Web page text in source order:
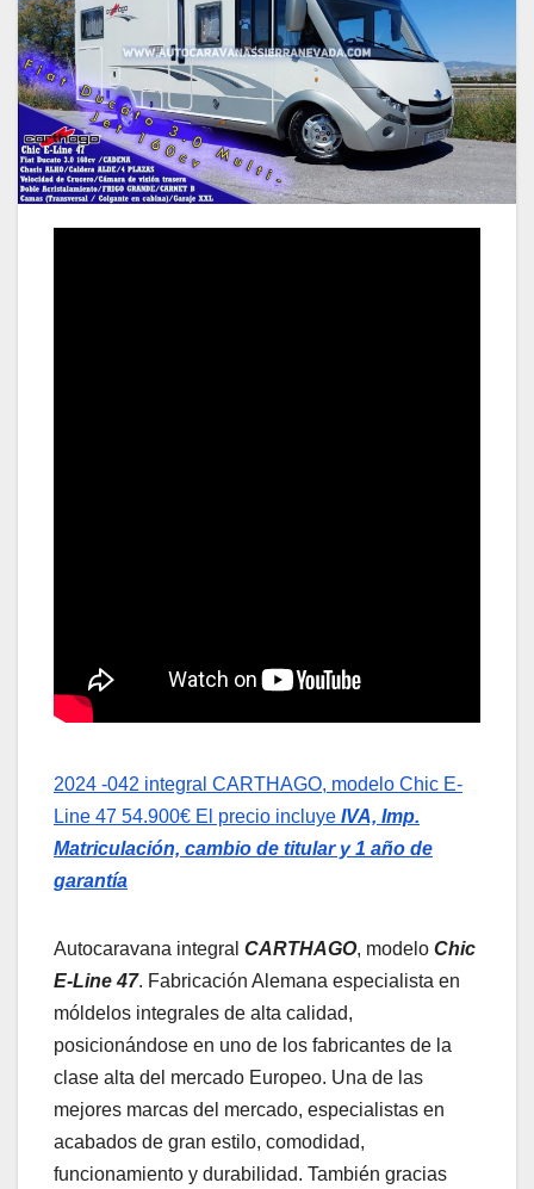
2024 -042 integral CARTHAGO, modelo Chic E-
Line 47 54.900€ El precio incluye IVA, Imp.
Matriculación, cambio de titular y 1 año de
garantía
Autocaravana integral CARTHAGO, modelo Chic
E-Line 47. Fabricación Alemana especialista en
móldelos integrales de alta calidad,
posicionándose en uno de los fabricantes de la
clase alta del mercado Europeo. Una de las
mejores marcas del mercado, especialistas en
acabados de gran estilo, comodidad,
funcionamiento y durabilidad. También gracias